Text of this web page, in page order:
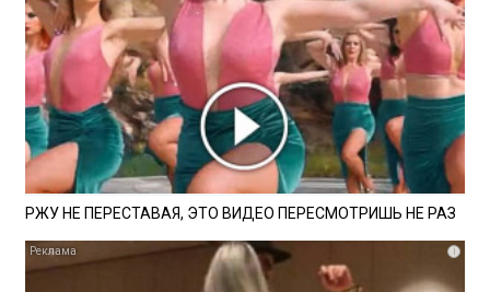
РЖУ НЕ ПЕРЕСТАВАЯ, ЭТО ВИДЕО ПЕРЕСМОТРИШЬ НЕ РАЗ
i